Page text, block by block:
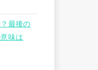
最後の
味は